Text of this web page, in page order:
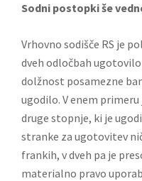
Sodni postopki še
Vrhovno sodišče RS je
dveh odločbah
dolžnost posamezne
ugodilo. V enem
druge stopnje, ki je
stranke za ugotovitev
frankih, v dveh pa je
materialno pravo